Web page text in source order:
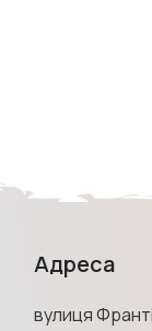
Адреса
вулиця